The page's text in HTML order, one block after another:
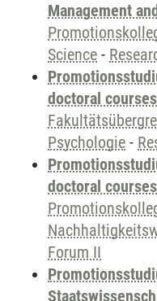
Management
Science -
doctoral
Psychologie -
doctoral
Forum II